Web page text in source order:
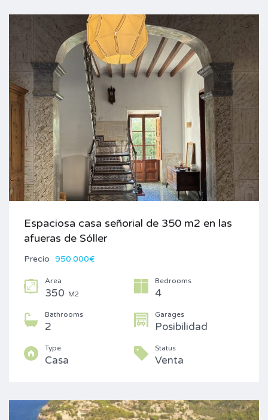
Espaciosa casa señorial de 350 m2 en las
afueras de Sóller
Precio 950.000€
Area
350 M2
Bedrooms
4
Bathrooms
2
Garages
Posibilidad
Type
Casa
Status
Venta